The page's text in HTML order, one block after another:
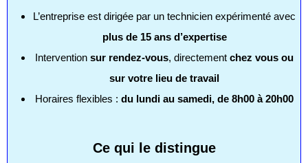
L’entreprise est dirigée par un technicien expérimenté avec
plus de 15 ans d’expertise
Intervention sur rendez-vous, directement chez vous ou
sur votre lieu de travail
Horaires flexibles : du lundi au samedi, de 8h00 à 20h00
Ce qui le distingue